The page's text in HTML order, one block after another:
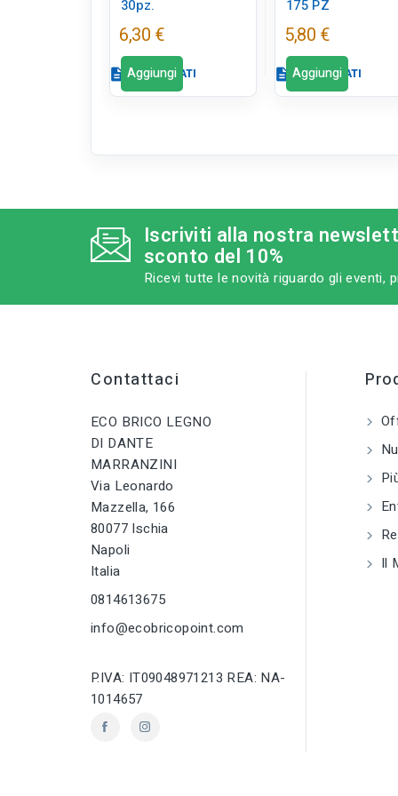
30pz.
6,30 €
description SCHEDA DATI
Disponibile in
negozio
Aggiungi
175 PZ
5,80 €
description SCHEDA DATI
Disponibile in
Aggiungi
Iscriviti alla nostra
sconto del 10%
Ricevi tutte le novità riguardo gli eventi,
Contattaci
ECO BRICO LEGNO
DI DANTE
MARRANZINI
Via Leonardo
Mazzella, 166
80077 Ischia
Napoli
Italia
0814613675
info@ecobricopoint.com
P.IVA: IT09048971213 REA: NA-
1014657
Il